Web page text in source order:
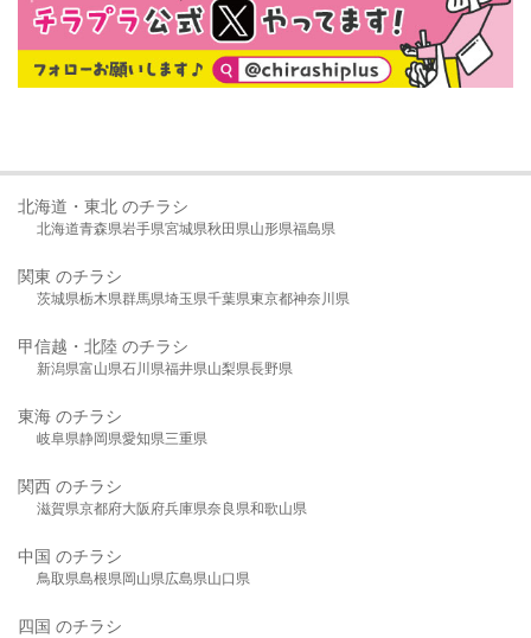
北海道・東北 のチラシ
北海道青森県岩手県宮城県秋田県山形県福島県
関東 のチラシ
茨城県栃木県群馬県埼玉県千葉県東京都神奈川県
甲信越・北陸 のチラシ
新潟県富山県石川県福井県山梨県長野県
東海 のチラシ
岐阜県静岡県愛知県三重県
関西 のチラシ
滋賀県京都府大阪府兵庫県奈良県和歌山県
中国 のチラシ
鳥取県島根県岡山県広島県山口県
四国 のチラシ